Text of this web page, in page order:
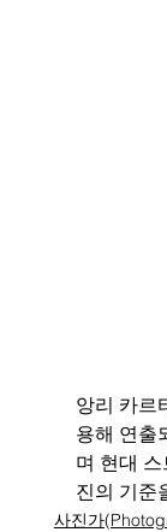
앙리 카르
용해 연출
며 현대
진의 기준
사진가